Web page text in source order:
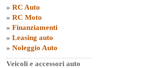
» RC Auto
» RC Moto
» Finanziamenti
» Leasing auto
» Noleggio Auto
Veicoli e accessori auto